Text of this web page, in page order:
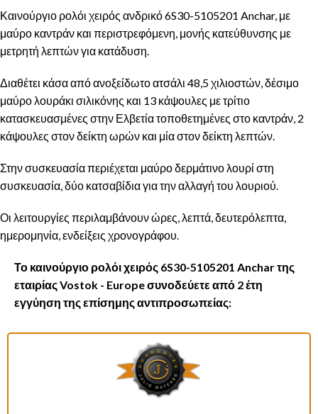
Καινούργιο ρολόι χειρός ανδρικό 6S30-5105201 Anchar, με
μαύρο καντράν και περιστρεφόμενη, μονής κατεύθυνσης με
μετρητή λεπτών για κατάδυση.
Διαθέτει κάσα από ανοξείδωτο ατσάλι 48,5 χιλιοστών, δέσιμο
μαύρο λουράκι σιλικόνης και 13 κάψουλες με τρίτιο
κατασκευασμένες στην Ελβετία τοποθετημένες στο καντράν, 2
κάψουλες στον δείκτη ωρών και μία στον δείκτη λεπτών.
Στην συσκευασία περιέχεται μαύρο δερμάτινο λουρί στη
συσκευασία, δύο κατσαβίδια για την αλλαγή του λουριού.
Οι λειτουργίες περιλαμβάνουν ώρες, λεπτά, δευτερόλεπτα,
ημερομηνία, ενδείξεις χρονογράφου.
Το καινούργιο ρολόι χειρός 6S30-5105201 Anchar της
εταιρίας Vostok - Europe συνοδεύετε από 2 έτη
εγγύηση της επίσημης αντιπροσωπείας: